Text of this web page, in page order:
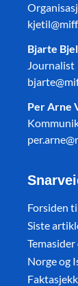
Bjarte
Journalist
Per Arne
Forsiden
Siste
Norge og